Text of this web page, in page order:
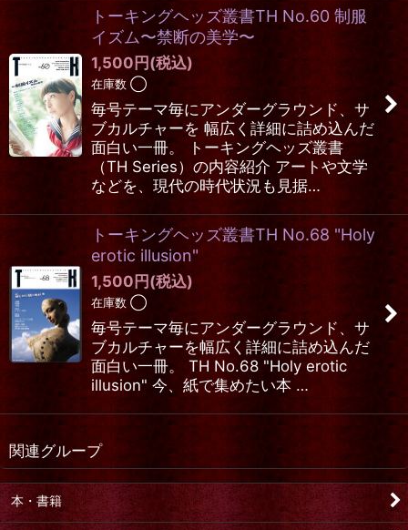
トーキングヘッズ叢書TH No.60 制服
イズム〜禁断の美学〜
1,500円(税込)
在庫数 ◯
毎号テーマ毎にアンダーグラウンド、サ
ブカルチャーを 幅広く詳細に詰め込んだ
面白い一冊。 トーキングヘッズ叢書
（TH Series）の内容紹介 アートや文学
などを、現代の時代状況も見据…
トーキングヘッズ叢書TH No.68 "Holy
erotic illusion"
1,500円(税込)
在庫数 ◯
毎号テーマ毎にアンダーグラウンド、サ
ブカルチャーを幅広く詳細に詰め込んだ
面白い一冊。 TH No.68 "Holy erotic
illusion" 今、紙で集めたい本 …
関連グループ
本・書籍